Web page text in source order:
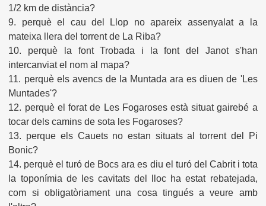
1/2 km de distància?
9. perquè el cau del Llop no apareix assenyalat a la
mateixa llera del torrent de La Riba?
10. perquè la font Trobada i la font del Janot s'han
intercanviat el nom al mapa?
11. perquè els avencs de la Muntada ara es diuen de 'Les
Muntades'?
12. perquè el forat de Les Fogaroses està situat gairebé a
tocar dels camins de sota les Fogaroses?
13. perque els Cauets no estan situats al torrent del Pi
Bonic?
14. perquè el turó de Bocs ara es diu el turó del Cabrit i tota
la toponímia de les cavitats del lloc ha estat rebatejada,
com si obligatòriament una cosa tingués a veure amb